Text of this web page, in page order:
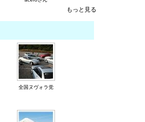
もっと見る
全国ヌヴォラ党